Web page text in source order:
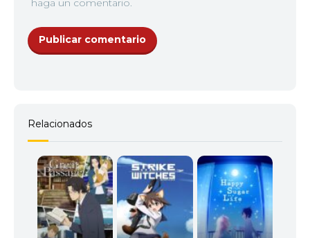
haga un comentario.
Relacionados